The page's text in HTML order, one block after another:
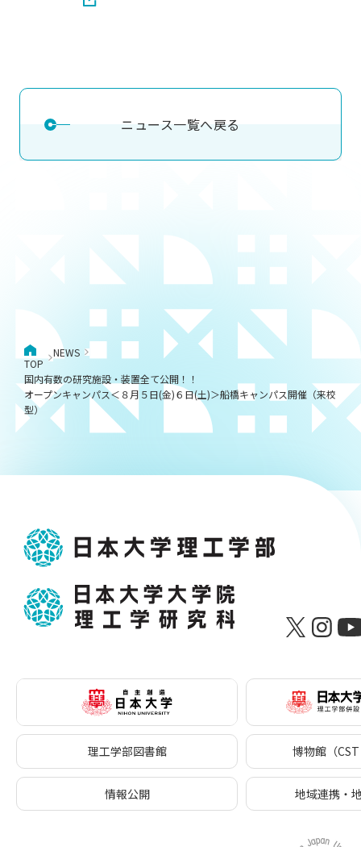
ニュース一覧へ戻る
TOP
NEWS
国内有数の研究施設・装置全て公開！！
オープンキャンパス＜８月５日(金)６日(土)＞船橋キャンパス開催（来校
型）
理工学部図書館 博物館（
情報公開 地域連携・